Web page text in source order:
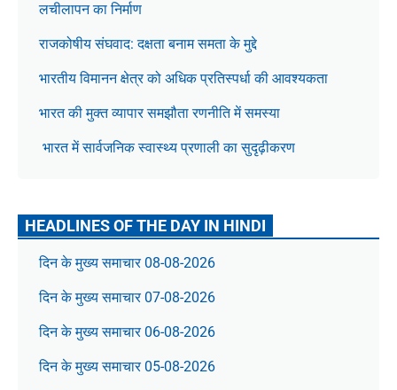
लचीलापन का निर्माण
राजकोषीय संघवाद: दक्षता बनाम समता के मुद्दे
भारतीय विमानन क्षेत्र को अधिक प्रतिस्पर्धा की आवश्यकता
भारत की मुक्त व्यापार समझौता रणनीति में समस्या
भारत में सार्वजनिक स्वास्थ्य प्रणाली का सुदृढ़ीकरण
HEADLINES OF THE DAY IN HINDI
दिन के मुख्य समाचार 08-08-2026
दिन के मुख्य समाचार 07-08-2026
दिन के मुख्य समाचार 06-08-2026
दिन के मुख्य समाचार 05-08-2026